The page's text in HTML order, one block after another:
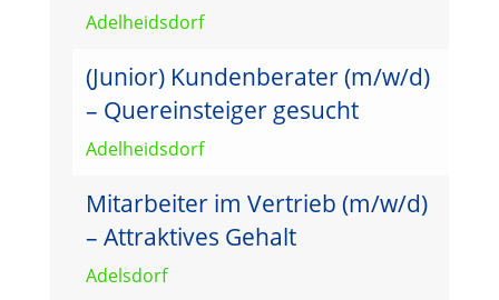
Adelheidsdorf
(Junior) Kundenberater (m/w/d)
– Quereinsteiger gesucht
Adelheidsdorf
Mitarbeiter im Vertrieb (m/w/d)
– Attraktives Gehalt
Adelsdorf